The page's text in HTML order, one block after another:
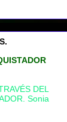
DEL
Sonia